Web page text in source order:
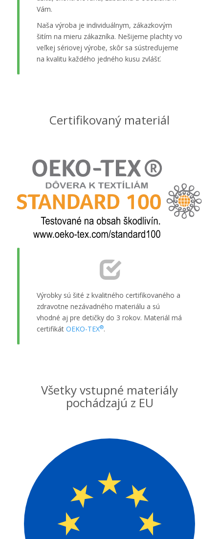
Vám.
Naša výroba je individuálnym, zákazkovým
šitím na mieru zákazníka. Nešijeme plachty vo
veľkej sériovej výrobe, skôr sa sústreďujeme
na kvalitu každého jedného kusu zvlášť.
Certifikovaný materiál
Výrobky sú šité z kvalitného certifikovaného a
zdravotne nezávadného materiálu a sú
vhodné aj pre detičky do 3 rokov. Materiál má
certifikát OEKO-TEX®.
Všetky vstupné materiály
pochádzajú z EU